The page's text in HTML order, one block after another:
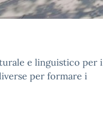
e linguistico per i
per formare i